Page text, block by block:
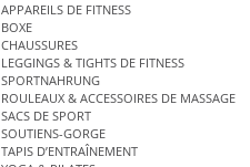
APPAREILS DE FITNESS
BOXE
CHAUSSURES
LEGGINGS & TIGHTS DE FITNESS
SPORTNAHRUNG
ROULEAUX & ACCESSOIRES DE MASSAGE
SACS DE SPORT
SOUTIENS-GORGE
TAPIS D’ENTRAÎNEMENT